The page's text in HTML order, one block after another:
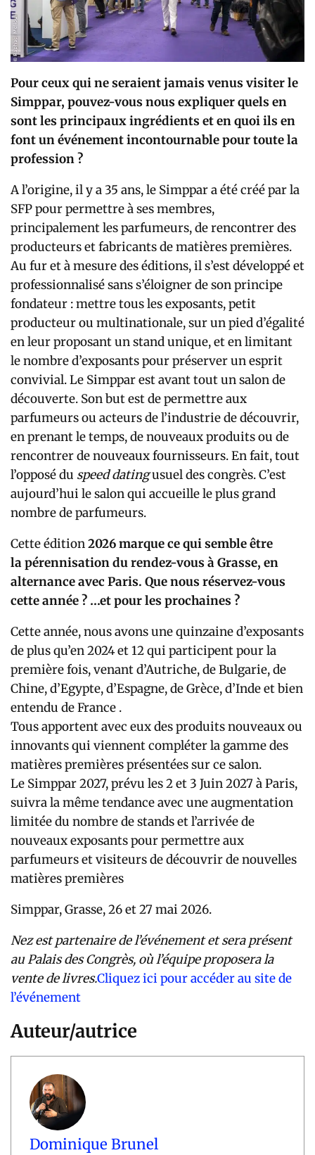
Pour ceux qui ne seraient jamais venus visiter le
Simppar, pouvez-vous nous expliquer quels en
sont les principaux ingrédients et en quoi ils en
font un événement incontournable pour toute la
profession ?
A l’origine, il y a 35 ans, le Simppar a été créé par la
SFP pour permettre à ses membres,
principalement les parfumeurs, de rencontrer des
producteurs et fabricants de matières premières.
Au fur et à mesure des éditions, il s’est développé et
professionnalisé sans s’éloigner de son principe
fondateur : mettre tous les exposants, petit
producteur ou multinationale, sur un pied d’égalité
en leur proposant un stand unique, et en limitant
le nombre d’exposants pour préserver un esprit
convivial. Le Simppar est avant tout un salon de
découverte. Son but est de permettre aux
parfumeurs ou acteurs de l’industrie de découvrir,
en prenant le temps, de nouveaux produits ou de
rencontrer de nouveaux fournisseurs. En fait, tout
l’opposé du speed datingusuel des congrès. C’est
aujourd’hui le salon qui accueille le plus grand
nombre de parfumeurs.
Cette édition2026 marque ce qui semble être
la pérennisation du rendez-vous à Grasse, en
alternance avec Paris. Que nous réservez-vous
cette année ? …et pour les prochaines ?
Cette année, nous avons une quinzaine d’exposants
de plus qu’en 2024 et 12 qui participent pour la
première fois, venant d’Autriche, de Bulgarie, de
Chine, d’Egypte, d’Espagne, de Grèce, d’Inde et bien
entendu de France .
Tous apportent avec eux des produits nouveaux ou
innovants qui viennent compléter la gamme des
matières premières présentées sur ce salon.
Le Simppar 2027, prévu les 2 et 3 Juin 2027 à Paris,
suivra la même tendance avec une augmentation
limitée du nombre de stands et l’arrivée de
nouveaux exposants pour permettre aux
parfumeurs et visiteurs de découvrir de nouvelles
matières premières
Simppar, Grasse, 26 et 27 mai 2026.
Nez est partenaire de l’événement et sera présent
au Palais des Congrès, où l’équipe proposera la
vente de livres.Cliquez ici pour accéder au site de
l’événement
Auteur/autrice
Dominique Brunel